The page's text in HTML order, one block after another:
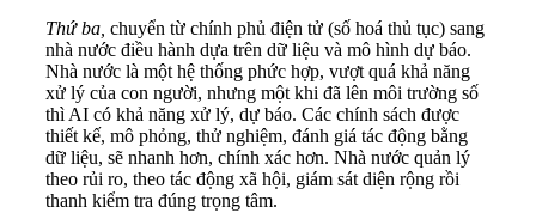
Thứ ba, chuyển từ chính phủ điện tử (số hoá thủ tục) sang
nhà nước điều hành dựa trên dữ liệu và mô hình dự báo.
Nhà nước là một hệ thống phức hợp, vượt quá khả năng
xử lý của con người, nhưng một khi đã lên môi trường số
thì AI có khả năng xử lý, dự báo. Các chính sách được
thiết kế, mô phỏng, thử nghiệm, đánh giá tác động bằng
dữ liệu, sẽ nhanh hơn, chính xác hơn. Nhà nước quản lý
theo rủi ro, theo tác động xã hội, giám sát diện rộng rồi
thanh kiểm tra đúng trọng tâm.